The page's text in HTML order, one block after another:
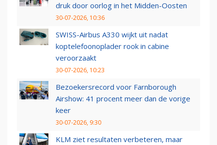
druk door oorlog in het Midden-Oosten
30-07-2026, 10:36
SWISS-Airbus A330 wijkt uit nadat
koptelefoonoplader rook in cabine
veroorzaakt
30-07-2026, 10:23
Bezoekersrecord voor Farnborough
Airshow: 41 procent meer dan de vorige
keer
30-07-2026, 9:30
KLM ziet resultaten verbeteren, maar